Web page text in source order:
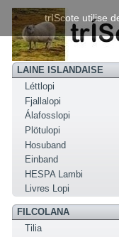
LAINE ISLANDAISE
Léttlopi
Fjallalopi
Álafosslopi
Plötulopi
Hosuband
Einband
HESPA Lambi
Livres Lopi
FILCOLANA
Tilia
trIScote utilise